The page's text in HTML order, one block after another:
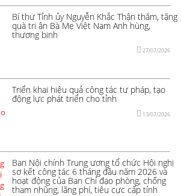
Bí thư Tỉnh ủy Nguyễn Khắc Thận thăm, tặng
quà tri ân Bà Mẹ Việt Nam Anh hùng,
thương binh
27/07/2026
Triển khai hiệu quả công tác tư pháp, tạo
động lực phát triển cho tỉnh
13/07/2026
Ban Nội chính Trung ương tổ chức Hội nghị
sơ kết công tác 6 tháng đầu năm 2026 và
hoạt động của Ban Chỉ đạo phòng, chống
tham nhũng, lãng phí, tiêu cực cấp tỉnh